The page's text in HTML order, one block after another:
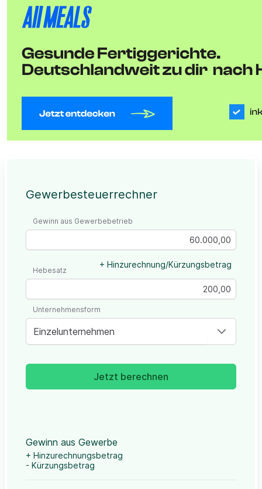
Gewerbesteuerrechner
Gewinn aus Gewerbebetrieb
+ Hinzurechnung/Kürzungsbetrag
Hebesatz
Einzelunternehmen
Unternehmensform
Jetzt berechnen
Gewinn aus Gewerbe
+ Hinzurechnungsbetrag
- Kürzungsbetrag